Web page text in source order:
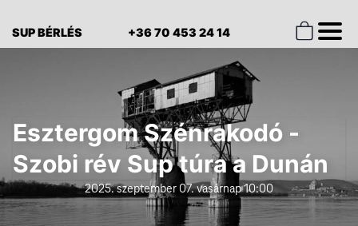
SUP BÉRLÉS +36 70 453 24 14
Esztergom Szénrakodó -
Szobi rév Sup túra a Dunán
2025. szeptember 07. vasárnap 10:00